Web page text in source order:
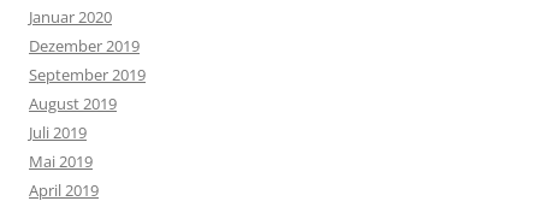
Januar 2020
Dezember 2019
September 2019
August 2019
Juli 2019
Mai 2019
April 2019